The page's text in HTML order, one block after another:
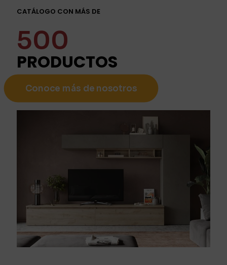
CATÁLOGO CON MÁS DE
500
PRODUCTOS
Conoce más de nosotros